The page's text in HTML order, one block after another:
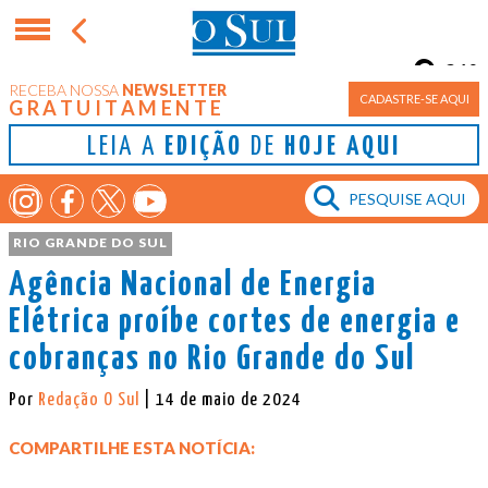
RECEBA NOSSA NEWSLETTER
GRATUITAMENTE CADASTRE-SE AQUI
LEIA A EDIÇÃO DE HOJE AQUI
Porto Alegre
21°
RIO GRANDE DO SUL
Agência Nacional de Energia
Elétrica proíbe cortes de energia e
cobranças no Rio Grande do Sul
Por Redação O Sul | 14 de maio de 2024
COMPARTILHE ESTA NOTÍCIA: